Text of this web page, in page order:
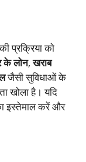
प्रक्रिया को
के लोन,खराब
जैसी सुविधाओं के
खोला है। यदि
इस्तेमाल करें और